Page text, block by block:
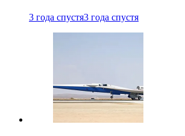
3 года спустя3 года спустя